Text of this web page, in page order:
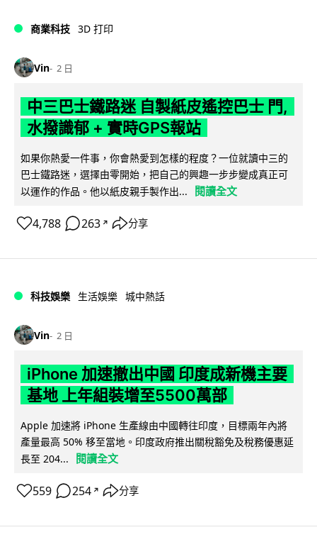
商業科技 3D 打印
Vin 2 日
中三巴士鐵路迷 自製紙皮遙控巴士 門,
水撥識郁 + 實時GPS報站
如果你熱愛一件事，你會熱愛到怎樣的程度？一位就讀中三的
巴士鐵路迷，選擇由零開始，把自己的興趣一步步變成真正可
以運作的作品。他以紙皮親手製作出...
閱讀全文
4,788 263 ↗ 分享
科技娛樂 生活娛樂 城中熱話
Vin 2 日
iPhone 加速撤出中國 印度成新機主要
基地 上年組裝增至5500萬部
Apple 加速將 iPhone 生產線由中國轉往印度，目標兩年內將
產量最高 50% 移至當地。印度政府推出關稅豁免及稅務優惠延
長至 204...
閱讀全文
559 254 ↗ 分享